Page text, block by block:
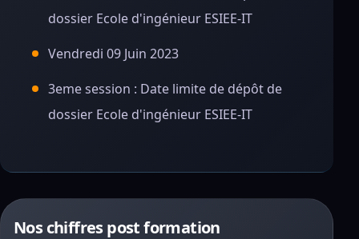
dossier Ecole d'ingénieur ESIEE-IT
Vendredi 09 Juin 2023
3eme session : Date limite de dépôt de
dossier Ecole d'ingénieur ESIEE-IT
Nos chiffres post formation